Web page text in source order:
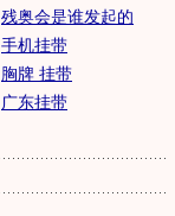
残奥会是谁发起的
手机挂带
胸牌 挂带
广东挂带